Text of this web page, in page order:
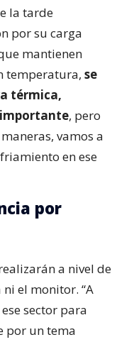
la tarde
por su carga
mantienen
temperatura, se
térmica,
, pero
vamos a
en ese
por
a nivel de
el monitor. “A
sector para
por un tema